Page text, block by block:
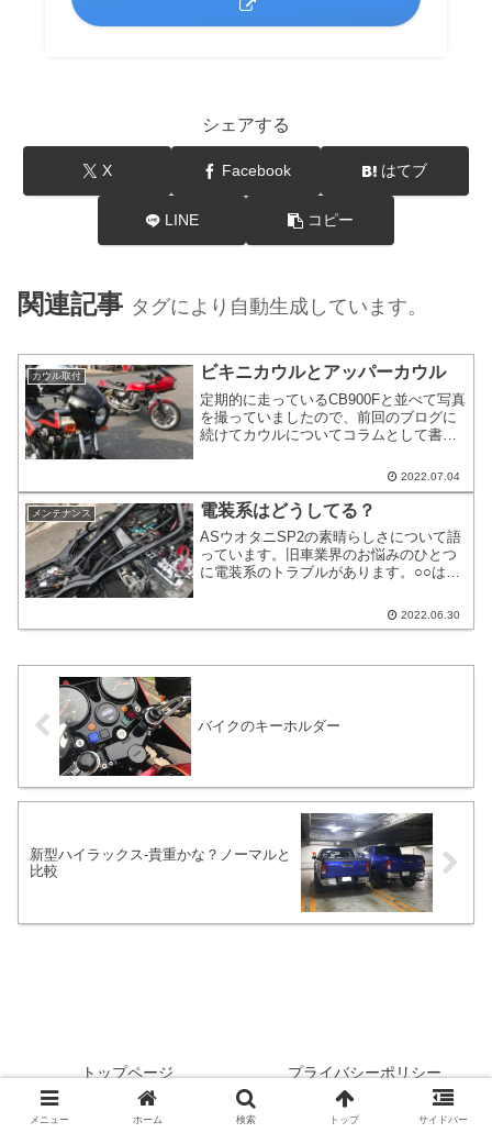
シェアする
X Facebook はてブ
LINE コピー
関連記事 タグにより自動生成しています。
カウル取付 ビキニカウルとアッパーカウル
定期的に走っているCB900Fと並べて写真
を撮っていましたので、前回のブログに
続けてカウルについてコラムとして書き
ウルやスクリーン、メーターバイザーな
を前提に記載します。概ねヘッドライト
のステーなどに取り付けるタイプです。
2022.07.04
メンテナンス 電装系はどうしてる？
ASウオタニSP2の素晴らしさについて語
っています。旧車業界のお悩みのひとつ
に電装系のトラブルがあります。○○は電
です。電装系にトラブルやトラブル予備
軍で普通です。むしろ、四季や梅雨があ
2022.06.30
バイクのキーホルダー
新型ハイラックス-貴重かな？ノーマルと
比較
トップページ
プライバシーポリシー
メール
リンク
メニュー ホーム 検索 トップ サイドバー